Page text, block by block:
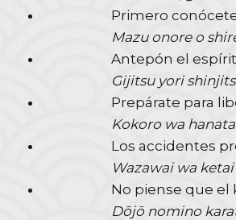
Primero
Mazu onore o
Antepón el
Gijitsu yori
Prepárate para
Kokoro wa
Los accidentes
Wazawai wa
No piense que el
Dōjō nomino